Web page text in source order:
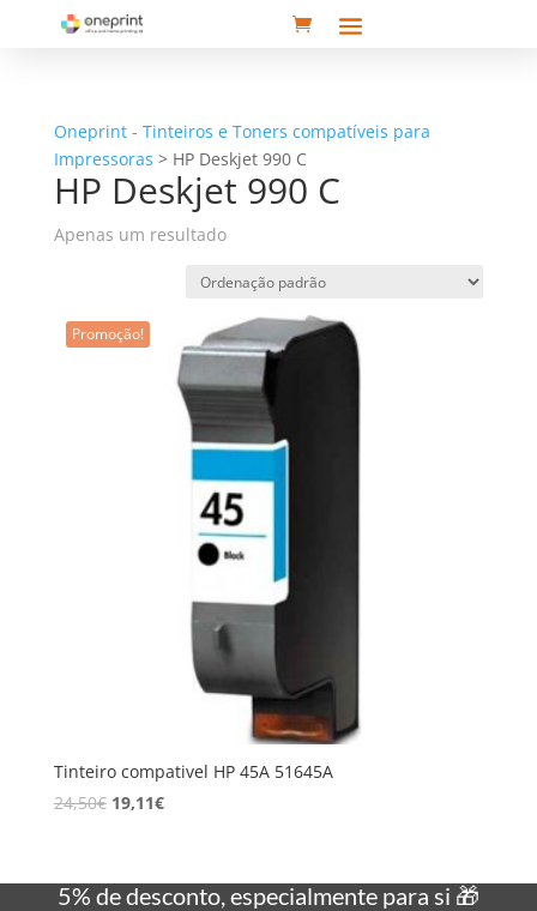
Oneprint - Tinteiros e Toners compatíveis para
Impressoras > HP Deskjet 990 C
HP Deskjet 990 C
Apenas um resultado
Promoção!
Tinteiro compativel HP 45A 51645A
24,50€ 19,11€
5% de desconto, especialmente para si 🎁